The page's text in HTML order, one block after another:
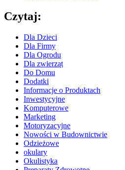
Czytaj:
Dla Dzieci
Dla Firmy
Dla Ogrodu
Dla zwierząt
Do Domu
Dodatki
Informacje o Produktach
Inwestycyjne
Komputerowe
Marketing
Motoryzacyjne
Nowości w Budownictwie
Odzieżowe
okulary
Okulistyka